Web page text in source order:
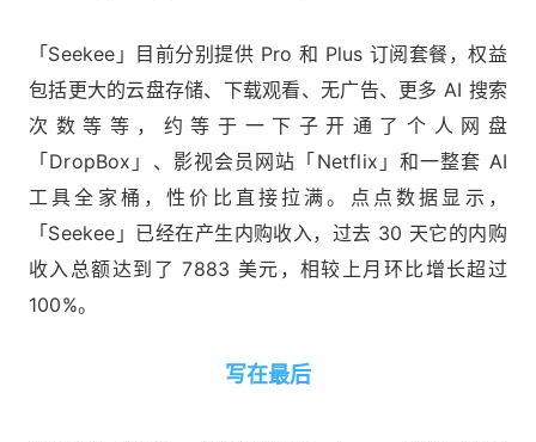
「Seekee」目前分别提供 Pro 和 Plus 订阅套餐，权益
包括更大的云盘存储、下载观看、无广告、更多 AI 搜索
次数等等，约等于一下子开通了个人网盘
「DropBox」、影视会员网站「Netflix」和一整套 AI
工具全家桶，性价比直接拉满。点点数据显示，
「Seekee」已经在产生内购收入，过去 30 天它的内购
收入总额达到了 7883 美元，相较上月环比增长超过
100%。
写在最后